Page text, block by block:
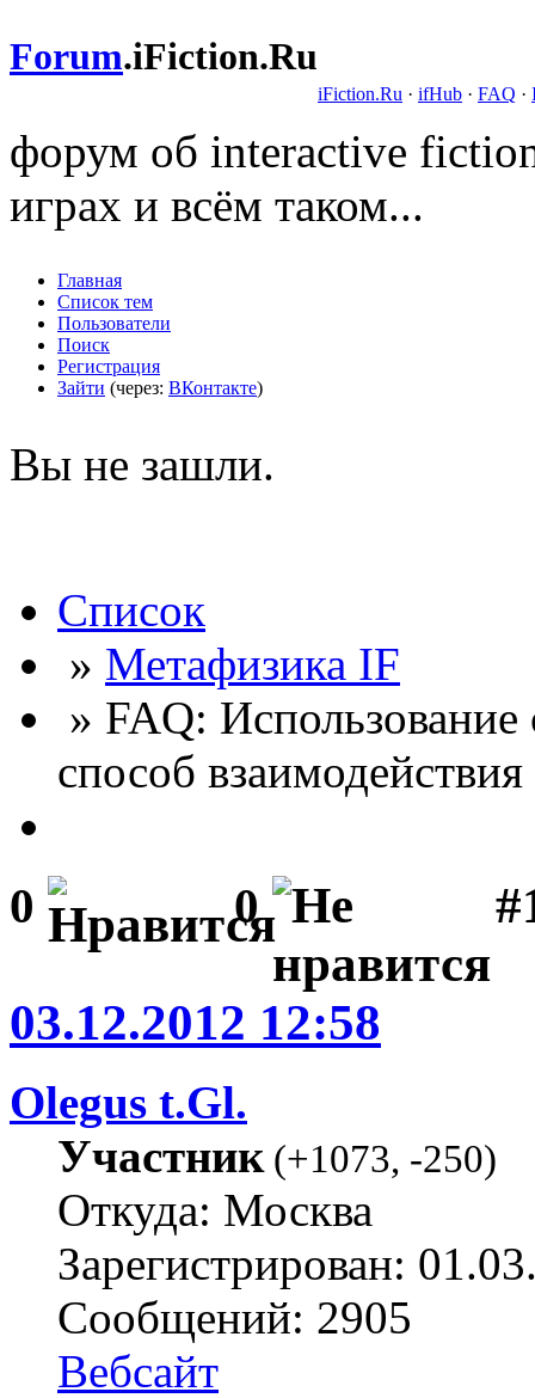
Forum.iFiction.Ru
iFiction.Ru · ifHub · FAQ ·
форум об interactive
играх и всём таком...
Главная
Список тем
Пользователи
Поиск
Регистрация
Зайти (через: ВКонтакте)
Вы не зашли.
Список
» Метафизика IF
» FAQ: Использование
способ
0 0
03.12.2012 12:58
Olegus t.Gl.
Участник(+1073, -250)
Откуда: Москва
Зарегистрирован:
Сообщений: 2905
Вебсайт